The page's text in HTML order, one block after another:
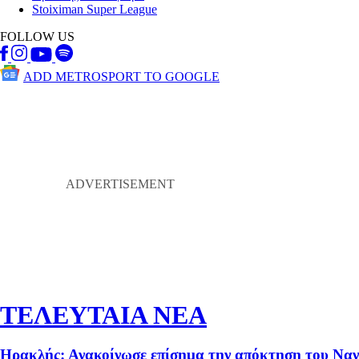
Stoiximan Super League
FOLLOW US
ADD METROSPORT TO GOOGLE
ΤΕΛΕΥΤΑΙΑ ΝΕΑ
Ηρακλής: Ανακοίνωσε επίσημα την απόκτηση του